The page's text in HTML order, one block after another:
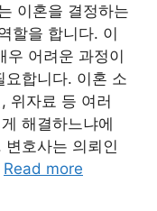
이혼을 결정하는
할을 합니다. 이
우 어려운 과정이
요합니다. 이혼 소
위자료 등 여러
해결하느냐에
호사는 의뢰인
Read more